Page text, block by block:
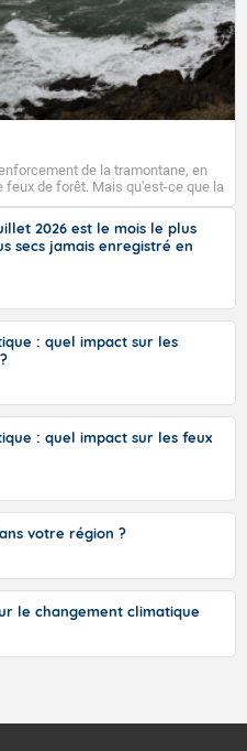
de la tramontane, en
feux de forêt. Mais qu'est-ce que la
? La tramontane est un
ouest à nord, ou ouest à nord-
à la vallée de l’Aude et à
vent vient du latin trasmontanus,
aux régions montagneuses
2026 est le mois le plus
secs jamais enregistré en
: quel impact sur les
: quel impact sur les feux
votre région ?
le changement climatique